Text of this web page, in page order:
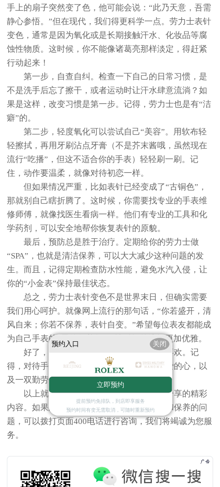
手上的扇子突然变了色，他可能会说：“此乃天意，吾需
静心参悟。”但在现代，我们得更科学一点。劳力士表针
变色，通常是因为氧化或是长期接触汗水、化妆品等腐
蚀性物质。这时候，你不能像诸葛亮那样淡定，得赶紧
行动起来！
第一步，自查自纠。检查一下自己的日常习惯，是
不是洗手后忘了擦干，或者运动时让汗水肆意流淌？如
果是这样，改变习惯是第一步。记得，劳力士也是有“洁
癖”的。
第二步，轻度氧化可以尝试自己“美容”。用软布轻
轻擦拭，再用牙刷沾点牙膏（不是芥末酱哦，虽然现在
流行“吃播”，但这不适合你的手表）轻轻刷一刷。记
住，动作要温柔，就像对待初恋一样。
但如果情况严重，比如表针已经变成了“古铜色”，
那就别自己瞎折腾了。这时候，你需要找专业的手表维
修师傅，就像找医生看病一样。他们有专业的工具和化
学药剂，可以安全地帮你恢复表针的原貌。
最后，预防总是胜于治疗。定期给你的劳力士做
“SPA”，也就是清洁保养，可以大大减少这种问题的发
生。而且，记得定期检查防水性能，避免水汽入侵，让
你的“小金表”保持最佳状态。
总之，劳力士表针变色不是世界末日，但确实需要
我们用心呵护。就像网上流行的那句话，“你若盛开，清
风自来；你若不保养，表针自变。”希望每位表友都能成
为自己手表的“最佳保养师”，让时间的流转更加优雅。
好了，今天的分享就到这里，希望你们喜欢。记
得，对待手表，就像对待生活，要有一颗热爱的心，以
及一双勤劳的手。下次见，朋友们！
以上就是广州劳力士保养服务中心为您分享的精彩
内容。如果您还有其他关于劳力士手表维护和保养的问
题，可以拨打页面400电话进行咨询，我们将竭诚为您服
务。
预约入口 关闭
立即预约
提前预约免排队，到店即享服务
预约时间有变无需取消，可随时重新预约